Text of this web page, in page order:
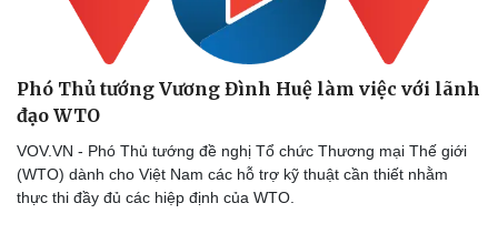
Thông tin doanh nghiệp
Doanh nghiệp 24h
Doanh nhân
Vì cộng đồng
Sành điệu
Tin Công nghệ
Trải nghiệm
Chuyển đổi số
Phó Thủ tướng Vương Đình Huệ làm việc với lãnh
đạo WTO
VOV.VN - Phó Thủ tướng đề nghị Tổ chức Thương mại Thế giới
(WTO) dành cho Việt Nam các hỗ trợ kỹ thuật cần thiết nhằm
thực thi đầy đủ các hiệp định của WTO.